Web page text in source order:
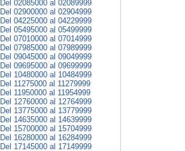
Del 02085000 al 02089999
Del 02900000 al 02904999
Del 04225000 al 04229999
Del 05495000 al 05499999
Del 07010000 al 07014999
Del 07985000 al 07989999
Del 09045000 al 09049999
Del 09695000 al 09699999
Del 10480000 al 10484999
Del 11275000 al 11279999
Del 11950000 al 11954999
Del 12760000 al 12764999
Del 13775000 al 13779999
Del 14635000 al 14639999
Del 15700000 al 15704999
Del 16280000 al 16284999
Del 17145000 al 17149999